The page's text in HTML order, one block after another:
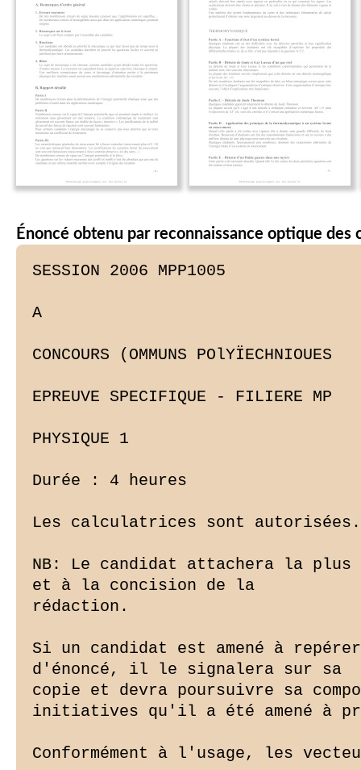
Énoncé obtenu par reconnaissance optique des
SESSION 2006 MPP1005
A
CONCOURS (OMMUNS POlYÏECHNIOUES
EPREUVE SPECIFIQUE - FILIERE MP
PHYSIQUE 1
Durée : 4 heures
Les calculatrices sont autorisées.
NB: Le candidat attachera la
et à la concision de la
rédaction.
Si un candidat est amené à
d'énoncé, il le signalera sur sa
copie et devra poursuivre sa
initiatives qu'il a été amené à
Conformément à l'usage, les